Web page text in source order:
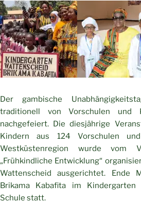
Der gambische
traditionell von Vorschulen und
nachgefeiert. Die diesjährige
Kindern aus 124 Vorschulen
Westküstenregion wurde vom
„Frühkindliche Entwicklung“
Wattenscheid ausgerichtet. Ende
Brikama Kabafita im
Schule statt.